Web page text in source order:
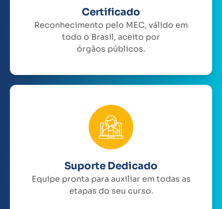
Certificado
Reconhecimento pelo MEC, válido em
todo o Brasil, aceito por
órgãos públicos.
Suporte Dedicado
Equipe pronta para auxiliar em todas as
etapas do seu curso.